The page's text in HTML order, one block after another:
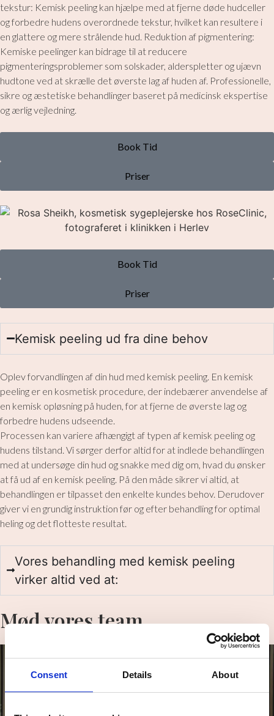
Consent Details About
tekstur: Kemisk peeling kan hjælpe med at fjerne døde hudceller
og forbedre hudens overordnede tekstur, hvilket kan resultere i
en glattere og mere strålende hud. Reduktion af pigmentering:
Kemiske peelinger kan bidrage til at reducere
pigmenteringsproblemer som solskader, alderspletter og ujævn
hudtone ved at skrælle det øverste lag af huden af. Professionelle,
sikre og æstetiske behandlinger baseret på medicinsk ekspertise
og ærlig vejledning.
Book Tid
Priser
Book Tid
Priser
Kemisk peeling ud fra dine behov
Oplev forvandlingen af din hud med kemisk peeling. En kemisk
peeling er en kosmetisk procedure, der indebærer anvendelse af
en kemisk opløsning på huden, for at fjerne de øverste lag og
forbedre hudens udseende.
​ Processen kan variere afhængigt af typen af kemisk peeling og
hudens tilstand. Vi sørger derfor altid for at indlede behandlingen
med at undersøge din hud og snakke med dig om, hvad du ønsker
at få ud af en kemisk peeling. På den måde sikrer vi altid, at
behandlingen er tilpasset den enkelte kundes behov. Derudover
giver vi en grundig instruktion før og efter behandling for optimal
heling og det flotteste resultat.
​Vores behandling med kemisk peeling
virker altid ved at:
Mød vores team